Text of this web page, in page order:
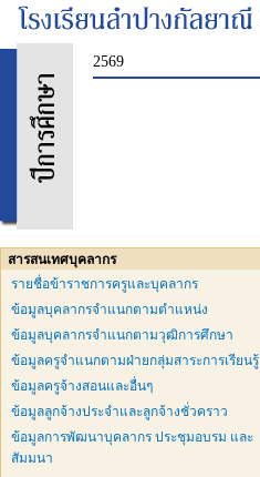
2569
สารสนเทศบุคลากร
รายชื่อข้าราชการครูและบุคลากร
ข้อมูลบุคลากรจำแนกตามตำแหน่ง
ข้อมูลบุคลากรจำแนกตามวุฒิการศึกษา
ข้อมูลครูจำแนกตามฝ่ายกลุ่มสาระการเรียนรู้
ข้อมูลครูจ้างสอนและอื่นๆ
ข้อมูลลูกจ้างประจำและลูกจ้างชั่วคราว
ข้อมูลการพัฒนาบุคลากร ประชุมอบรม และ
สัมมนา